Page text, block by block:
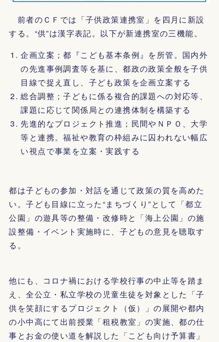
前者のＣＦでは「子供政策連携室」を四月に新設
する。“供”は漢字表記。以下が新連携室の三機能。
企画立案；都『こども基本条例』を所管。国内外
の先進事例調査等を基に、都政の政策全般を子供
目線で捉え直し、子ども政策を企画立案する
総合調整；子どもに係る複合的課題への対応等、
課題に応じて関係局との連携体制を構築する
先進的なプロジェクト推進；民間やＮＰＯ、大学
等と連携。福祉や教育の枠組みに囚われない幅広
い視点で事業を立案・実践する
都は子どもの参加・対話を通じて政策の質を高めた
い。子ども目線に立った“まちづくり”として「都立
公園」の遊具等の整備・改修時と「海上公園」の施
設整備・イベント実施時に、子どもの意見を聴取す
る。
他にも、コロナ禍における学校行事の中止等を踏ま
え、全公立・私立学校の児童生徒を対象とした「子
供を笑顔にするプロジェクト（仮）」の展開や都内
の小中高にて出前授業「租税教室」の実施、都の仕
事とお金の使い道を解説した「こども向け予算書」